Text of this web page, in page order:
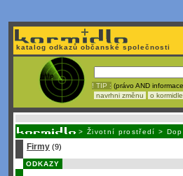
katalog odkazů občanské společnosti
! TIP : (právo AND
navrhni změnu
o kormidle
> Životní prostředí >
Firmy (9)
ODKAZY